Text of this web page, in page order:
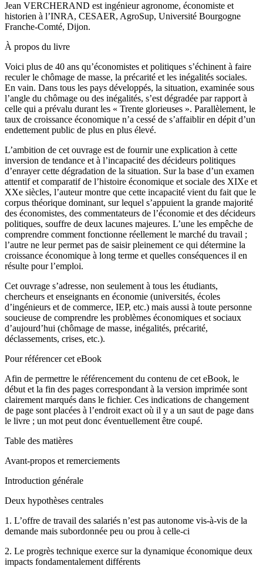
Jean VERCHERAND est ingénieur agronome, économiste et
historien à l’INRA, CESAER, AgroSup, Université Bourgogne
Franche-Comté, Dijon.
À propos du livre
Voici plus de 40 ans qu’économistes et politiques s’échinent à faire
reculer le chômage de masse, la précarité et les inégalités sociales.
En vain. Dans tous les pays développés, la situation, examinée sous
l’angle du chômage ou des inégalités, s’est dégradée par rapport à
celle qui a prévalu durant les « Trente glorieuses ». Parallèlement, le
taux de croissance économique n’a cessé de s’affaiblir en dépit d’un
endettement public de plus en plus élevé.
L’ambition de cet ouvrage est de fournir une explication à cette
inversion de tendance et à l’incapacité des décideurs politiques
d’enrayer cette dégradation de la situation. Sur la base d’un examen
attentif et comparatif de l’histoire économique et sociale des XIXe et
XXe siècles, l’auteur montre que cette incapacité vient du fait que le
corpus théorique dominant, sur lequel s’appuient la grande majorité
des économistes, des commentateurs de l’économie et des décideurs
politiques, souffre de deux lacunes majeures. L’une les empêche de
comprendre comment fonctionne réellement le marché du travail ;
l’autre ne leur permet pas de saisir pleinement ce qui détermine la
croissance économique à long terme et quelles conséquences il en
résulte pour l’emploi.
Cet ouvrage s’adresse, non seulement à tous les étudiants,
chercheurs et enseignants en économie (universités, écoles
d’ingénieurs et de commerce, IEP, etc.) mais aussi à toute personne
soucieuse de comprendre les problèmes économiques et sociaux
d’aujourd’hui (chômage de masse, inégalités, précarité,
déclassements, crises, etc.).
Pour référencer cet eBook
Afin de permettre le référencement du contenu de cet eBook, le
début et la fin des pages correspondant à la version imprimée sont
clairement marqués dans le fichier. Ces indications de changement
de page sont placées à l’endroit exact où il y a un saut de page dans
le livre ; un mot peut donc éventuellement être coupé.
Table des matières
Avant-propos et remerciements
Introduction générale
Deux hypothèses centrales
1. L’offre de travail des salariés n’est pas autonome vis-à-vis de la
demande mais subordonnée peu ou prou à celle-ci
2. Le progrès technique exerce sur la dynamique économique deux
impacts fondamentalement différents